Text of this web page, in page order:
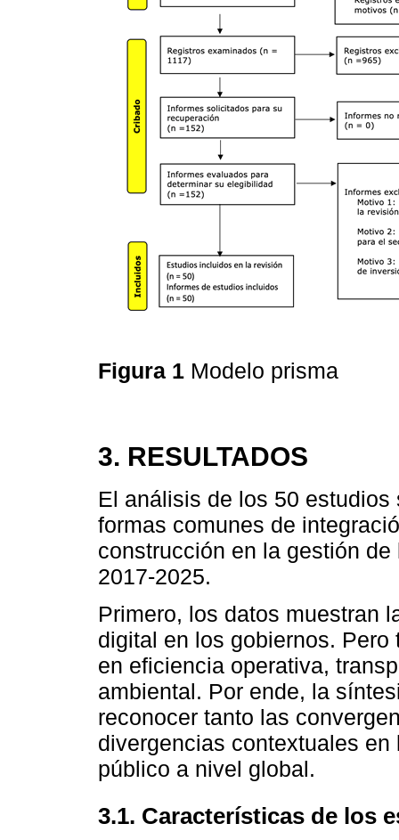
Figura 1 Modelo prisma
3. RESULTADOS
El análisis de los 50
formas comunes de
construcción en la gestión
2017-2025.
Primero, los datos muestran
digital en los gobiernos.
en eficiencia operativa,
ambiental. Por ende, la
reconocer tanto las
divergencias contextuales
público a nivel global.
3.1. Características de los